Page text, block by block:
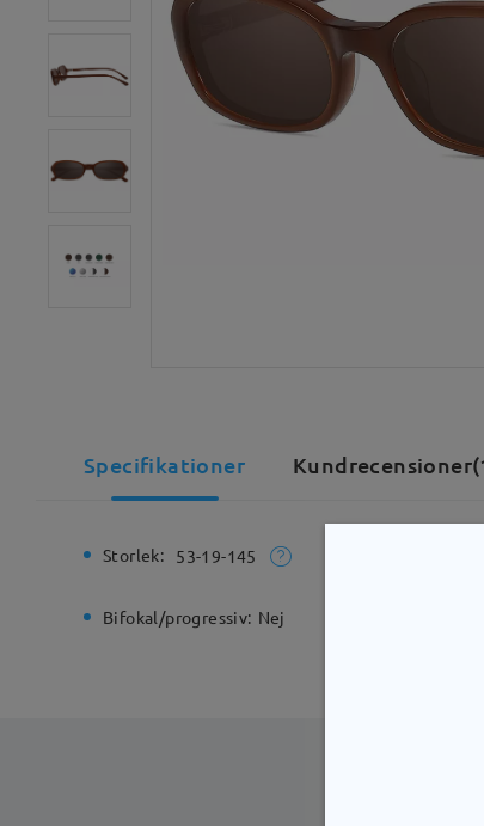
Specifikationer
Storlek: 53-19-145
Bifokal/progressiv: Nej